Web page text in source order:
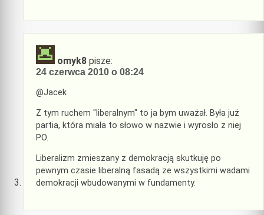
omyk8 pisze:
24 czerwca 2010 o 08:24
@Jacek
Z tym ruchem "liberalnym" to ja bym uważał. Była już
partia, która miała to słowo w nazwie i wyrosło z niej
PO.
Liberalizm zmieszany z demokracją skutkuję po
pewnym czasie liberalną fasadą ze wszystkimi wadami
demokracji wbudowanymi w fundamenty.